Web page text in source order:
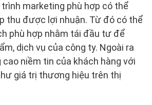
trình marketing phù hợp có thể
thu được lợi nhuận. Từ đó có thể
phù hợp nhằm tái đầu tư để
dịch vụ của công ty. Ngoài ra
cao niềm tin của khách hàng với
giá trị thương hiệu trên thị